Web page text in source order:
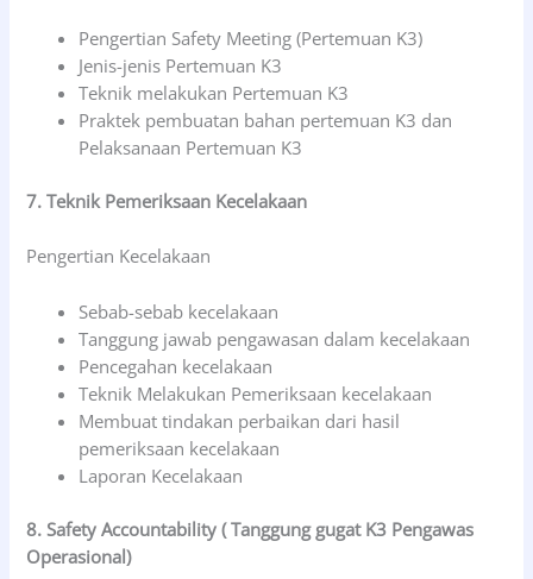
Pengertian Safety Meeting (Pertemuan K3)
Jenis-jenis Pertemuan K3
Teknik melakukan Pertemuan K3
Praktek pembuatan bahan pertemuan K3 dan
Pelaksanaan Pertemuan K3
7. Teknik Pemeriksaan Kecelakaan
Pengertian Kecelakaan
Sebab-sebab kecelakaan
Tanggung jawab pengawasan dalam kecelakaan
Pencegahan kecelakaan
Teknik Melakukan Pemeriksaan kecelakaan
Membuat tindakan perbaikan dari hasil
pemeriksaan kecelakaan
Laporan Kecelakaan
8. Safety Accountability ( Tanggung gugat K3 Pengawas
Operasional)